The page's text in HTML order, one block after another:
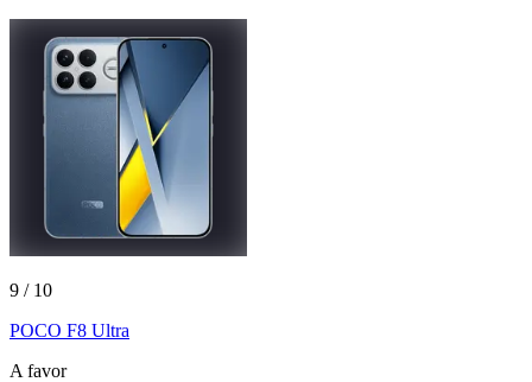
9 / 10
POCO F8 Ultra
A favor